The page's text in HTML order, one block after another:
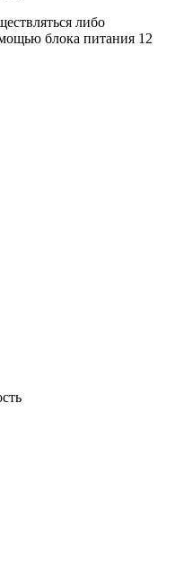
либо
блока питания 12